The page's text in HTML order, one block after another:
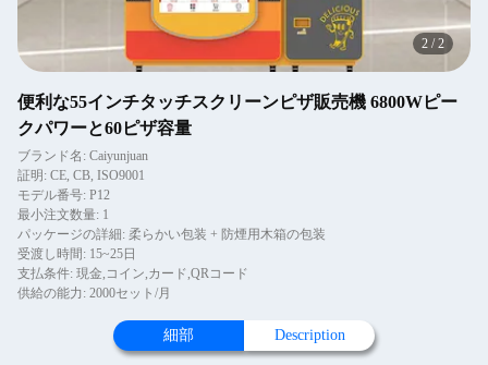
2 /2
便利な55インチタッチスクリーンピザ販売機 6800Wピー
クパワーと60ピザ容量
ブランド名: Caiyunjuan
証明: CE, CB, ISO9001
モデル番号: P12
最小注文数量: 1
パッケージの詳細: 柔らかい包装 + 防煙用木箱の包装
受渡し時間: 15~25日
支払条件: 現金,コイン,カード,QRコード
供給の能力: 2000セット/月
細部 Description